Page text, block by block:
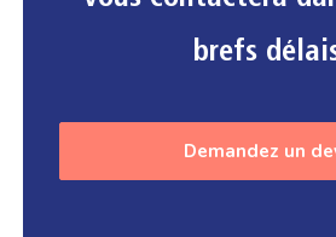
brefs
Demandez un